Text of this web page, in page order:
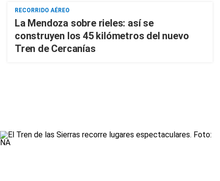
RECORRIDO AÉREO
La Mendoza sobre rieles: así se
construyen los 45 kilómetros del nuevo
Tren de Cercanías